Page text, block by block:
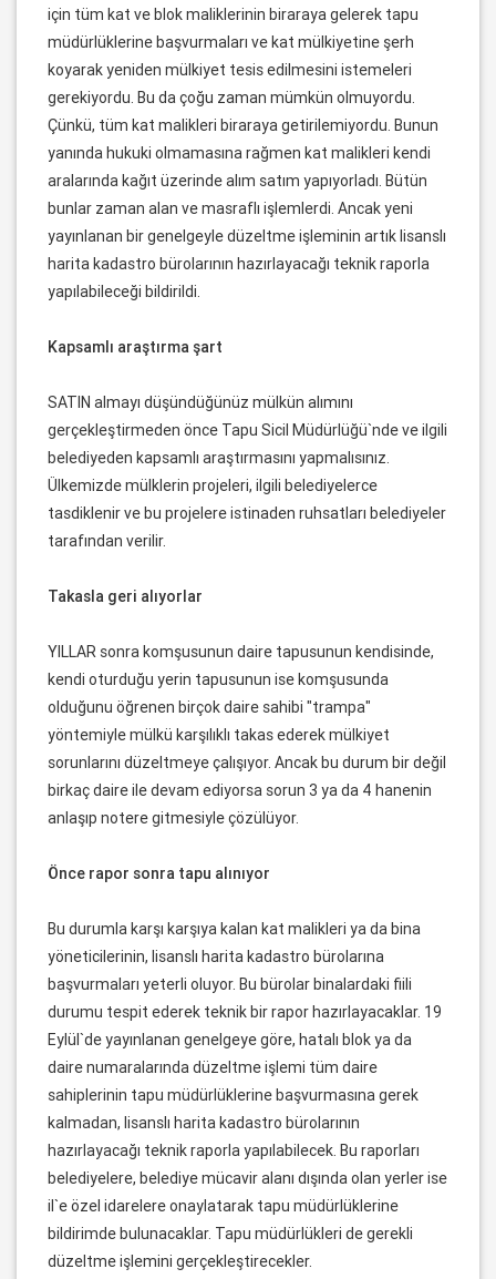
için tüm kat ve blok maliklerinin biraraya gelerek tapu
müdürlüklerine başvurmaları ve kat mülkiyetine şerh
koyarak yeniden mülkiyet tesis edilmesini istemeleri
gerekiyordu. Bu da çoğu zaman mümkün olmuyordu.
Çünkü, tüm kat malikleri biraraya getirilemiyordu. Bunun
yanında hukuki olmamasına rağmen kat malikleri kendi
aralarında kağıt üzerinde alım satım yapıyorladı. Bütün
bunlar zaman alan ve masraflı işlemlerdi. Ancak yeni
yayınlanan bir genelgeyle düzeltme işleminin artık lisanslı
harita kadastro bürolarının hazırlayacağı teknik raporla
yapılabileceği bildirildi.
Kapsamlı araştırma şart
SATIN almayı düşündüğünüz mülkün alımını
gerçekleştirmeden önce Tapu Sicil Müdürlüğü`nde ve ilgili
belediyeden kapsamlı araştırmasını yapmalısınız.
Ülkemizde mülklerin projeleri, ilgili belediyelerce
tasdiklenir ve bu projelere istinaden ruhsatları belediyeler
tarafından verilir.
Takasla geri alıyorlar
YILLAR sonra komşusunun daire tapusunun kendisinde,
kendi oturduğu yerin tapusunun ise komşusunda
olduğunu öğrenen birçok daire sahibi "trampa"
yöntemiyle mülkü karşılıklı takas ederek mülkiyet
sorunlarını düzeltmeye çalışıyor. Ancak bu durum bir değil
birkaç daire ile devam ediyorsa sorun 3 ya da 4 hanenin
anlaşıp notere gitmesiyle çözülüyor.
Önce rapor sonra tapu alınıyor
Bu durumla karşı karşıya kalan kat malikleri ya da bina
yöneticilerinin, lisanslı harita kadastro bürolarına
başvurmaları yeterli oluyor. Bu bürolar binalardaki fiili
durumu tespit ederek teknik bir rapor hazırlayacaklar. 19
Eylül`de yayınlanan genelgeye göre, hatalı blok ya da
daire numaralarında düzeltme işlemi tüm daire
sahiplerinin tapu müdürlüklerine başvurmasına gerek
kalmadan, lisanslı harita kadastro bürolarının
hazırlayacağı teknik raporla yapılabilecek. Bu raporları
belediyelere, belediye mücavir alanı dışında olan yerler ise
il`e özel idarelere onaylatarak tapu müdürlüklerine
bildirimde bulunacaklar. Tapu müdürlükleri de gerekli
düzeltme işlemini gerçekleştirecekler.